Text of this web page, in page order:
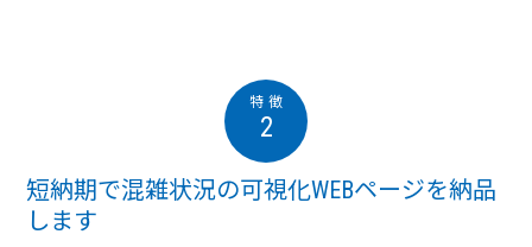
2
短納期で混雑状況の可視化WEBページを納品
します